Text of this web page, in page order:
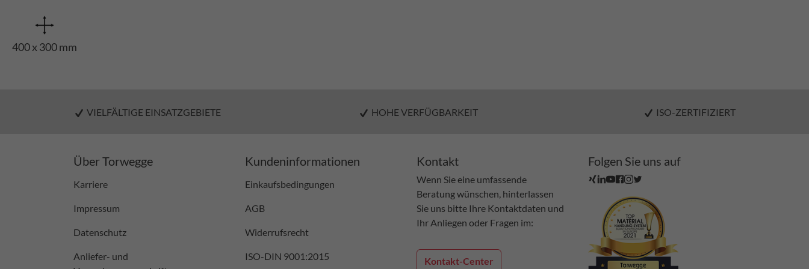
400 x 300 mm
VIELFÄLTIGE EINSATZGEBIETE HOHE VERFÜGBARKEIT ISO-ZERTIFIZIERT
Über Torwegge
Karriere
Impressum
Datenschutz
Anliefer- und
Kundeninformationen
Einkaufsbedingungen
AGB
Widerrufsrecht
ISO-DIN 9001:2015
Kontakt
Wenn Sie eine umfassende
Beratung wünschen, hinterlassen
Sie uns bitte Ihre Kontaktdaten und
Ihr Anliegen oder Fragen im:
Kontakt-Center
Folgen Sie uns auf